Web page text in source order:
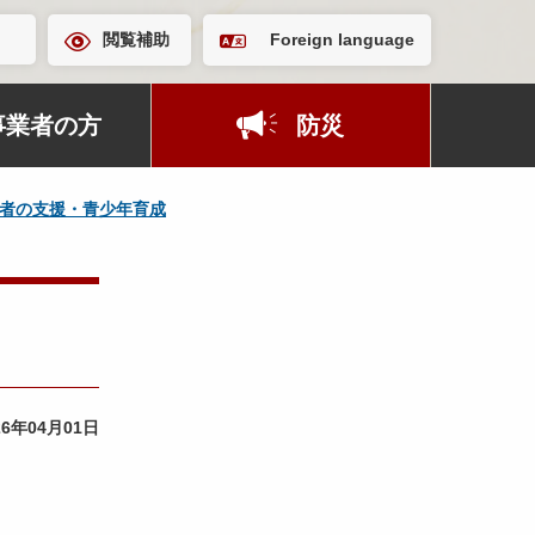
閲覧補助 Foreign language
業者の方 防災
の支援・青少年育成
年04月01日